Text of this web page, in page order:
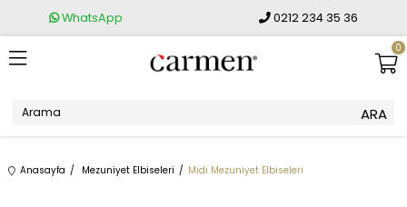
WhatsApp 0212 234 35 36
0
Anasayfa Mezuniyet Elbiseleri Midi Mezuniyet Elbiseleri